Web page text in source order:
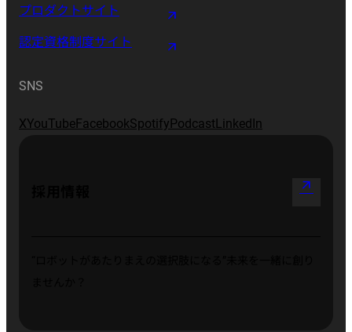
プロダクトサイト
認定資格制度サイト
SNS
XYouTubeFacebookSpotifyPodcastLinkedIn
arrow_outward